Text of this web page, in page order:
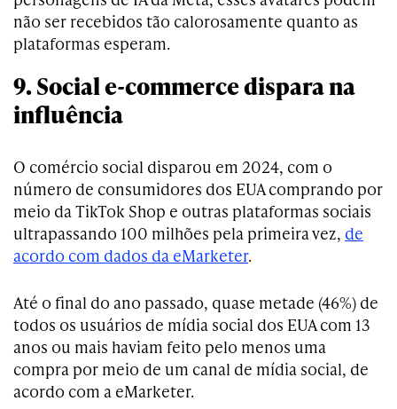
não ser recebidos tão calorosamente quanto as
plataformas esperam.
9. Social e-commerce dispara na
influência
O comércio social disparou em 2024, com o
número de consumidores dos EUA comprando por
meio da TikTok Shop e outras plataformas sociais
ultrapassando 100 milhões pela primeira vez, de
acordo com dados da eMarketer.
Até o final do ano passado, quase metade (46%) de
todos os usuários de mídia social dos EUA com 13
anos ou mais haviam feito pelo menos uma
compra por meio de um canal de mídia social, de
acordo com a eMarketer.